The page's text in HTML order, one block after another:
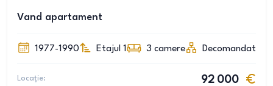
Vand apartament
1977-1990 Etajul 1 3 camere Decomandat
Locație:
92 000